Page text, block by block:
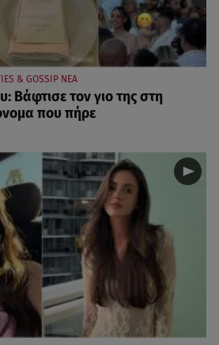
& GOSSIP ΝΕΑ
Βάφτισε τον γιο της στη
που πήρε